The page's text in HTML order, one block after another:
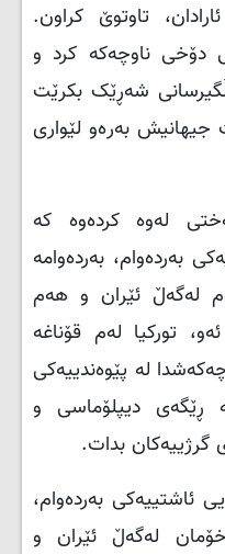
تاوتوێ کراون.
دۆخی ناوچەکە کرد و
شەڕێک بکرێت
جیهانیش بەرەو لێواری
لەوە کردەوە کە
بەردەوام، بەردەوامە
لەگەڵ ئێران و هەم
تورکیا لەم قۆناغە
لە پێوەندییەکی
ڕێگەی دیپلۆماسی و
گرژییەکان بدات.
ئاشتییەکی بەردەوام،
خۆمان لەگەڵ ئێران و